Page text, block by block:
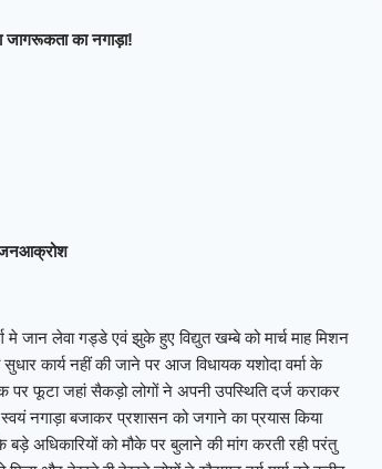
जागरूकता का नगाड़ा!
जनआक्रोश
मे जान लेवा गड्डे एवं झुके हुए विद्युत खम्बे को मार्च माह मिशन
सुधार कार्य नहीं की जाने पर आज विधायक यशोदा वर्मा के
पर फूटा जहां सैकड़ो लोगों ने अपनी उपस्थिति दर्ज कराकर
नगाड़ा बजाकर प्रशासन को जगाने का प्रयास किया
अधिकारियों को मौके पर बुलाने की मांग करती रही परंतु